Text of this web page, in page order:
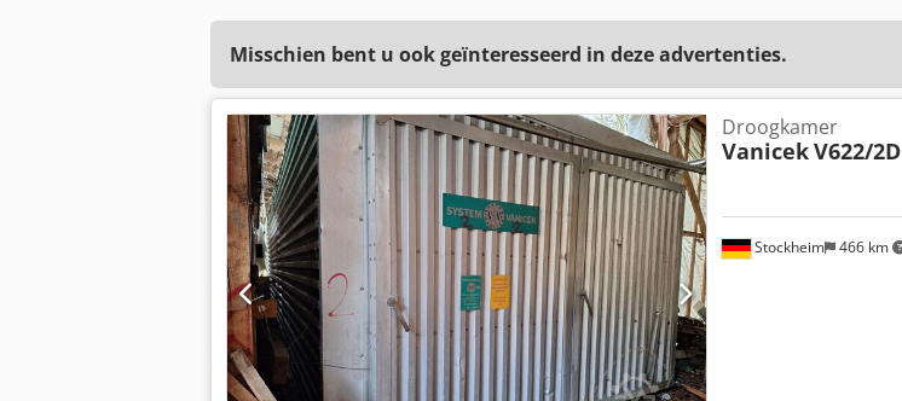
Misschien bent u ook geïnteresseerd in deze advertenties.
Stockheim 466 km
Droogkamer
VanicekV622/2D